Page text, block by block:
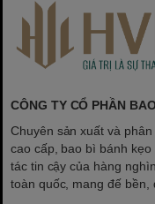
CÔNG TY CỔ PHẦN
Chuyên sản xuất và
cao cấp, bao bì bánh
tác tin cậy của hàng
toàn quốc, mang đế bền,